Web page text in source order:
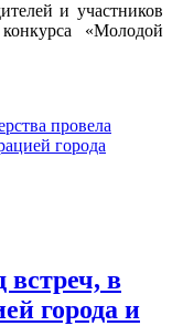
и участников
«Молодой
встреч, в
города и